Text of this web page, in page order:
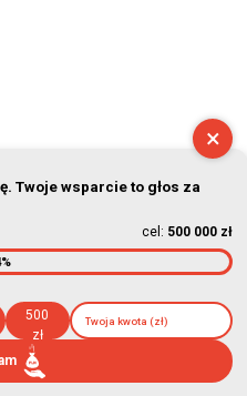
×
Twoje wsparcie to głos za
cel: 500 000 zł
500
zł